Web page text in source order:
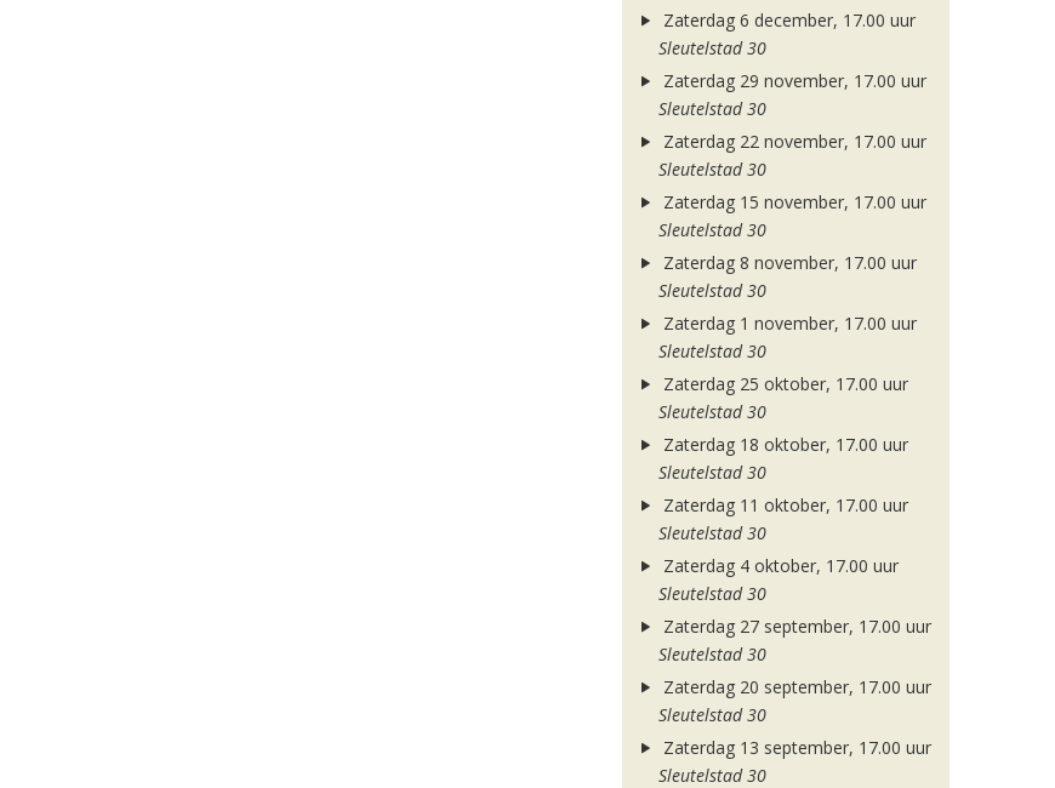
Zaterdag 6 december, 17.00 uur
Sleutelstad 30
Zaterdag 29 november, 17.00 uur
Sleutelstad 30
Zaterdag 22 november, 17.00 uur
Sleutelstad 30
Zaterdag 15 november, 17.00 uur
Sleutelstad 30
Zaterdag 8 november, 17.00 uur
Sleutelstad 30
Zaterdag 1 november, 17.00 uur
Sleutelstad 30
Zaterdag 25 oktober, 17.00 uur
Sleutelstad 30
Zaterdag 18 oktober, 17.00 uur
Sleutelstad 30
Zaterdag 11 oktober, 17.00 uur
Sleutelstad 30
Zaterdag 4 oktober, 17.00 uur
Sleutelstad 30
Zaterdag 27 september, 17.00 uur
Sleutelstad 30
Zaterdag 20 september, 17.00 uur
Sleutelstad 30
Zaterdag 13 september, 17.00 uur
Sleutelstad 30